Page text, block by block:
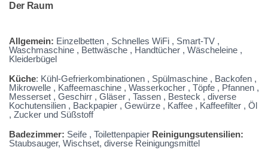
Der Raum
Allgemein: Einzelbetten , Schnelles WiFi , Smart-TV ,
Waschmaschine , Bettwäsche , Handtücher , Wäscheleine ,
Kleiderbügel
Küche: Kühl-Gefrierkombinationen , Spülmaschine , Backofen ,
Mikrowelle , Kaffeemaschine , Wasserkocher , Töpfe , Pfannen ,
Messerset , Geschirr , Gläser , Tassen , Besteck , diverse
Kochutensilien , Backpapier , Gewürze , Kaffee , Kaffeefilter , Öl
, Zucker und Süßstoff
Badezimmer: Seife , Toilettenpapier Reinigungsutensilien:
Staubsauger, Wischset, diverse Reinigungsmittel